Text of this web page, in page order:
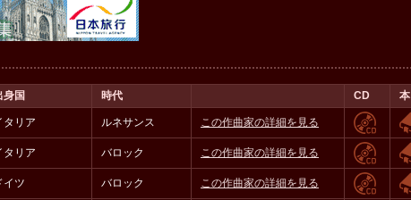
身国 時代 CD 本
タリア ルネサンス この作曲家の詳細を見る
タリア バロック この作曲家の詳細を見る
イツ バロック この作曲家の詳細を見る